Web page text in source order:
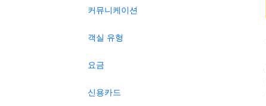
커뮤니케이션
객실 유형
요금
신용카드